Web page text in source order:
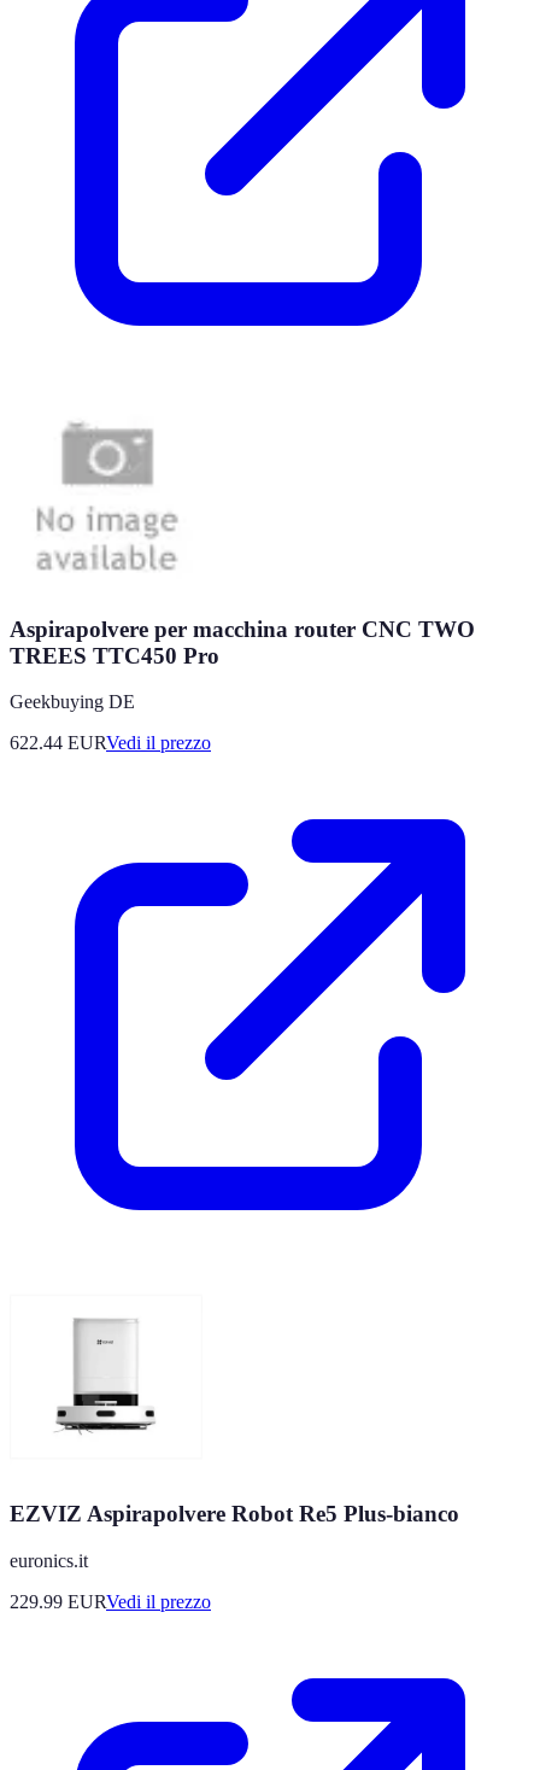
Aspirapolvere per macchina router CNC TWO
TREES TTC450 Pro
Geekbuying DE
622.44 EURVedi il prezzo
EZVIZ Aspirapolvere Robot Re5 Plus-bianco
euronics.it
229.99 EURVedi il prezzo